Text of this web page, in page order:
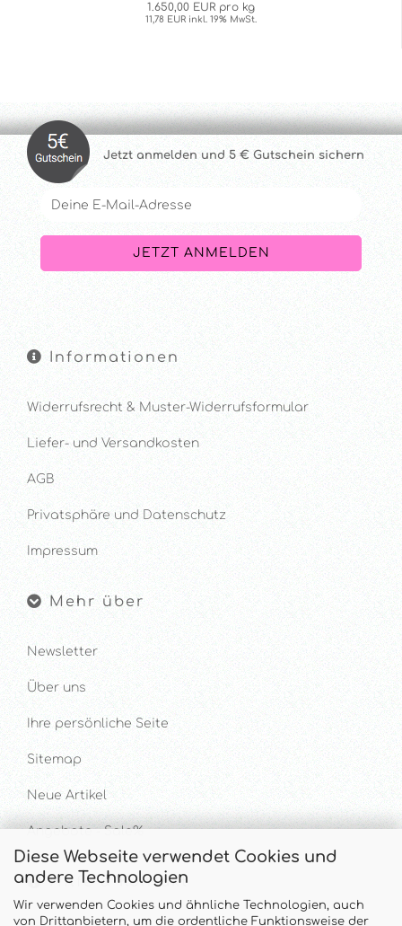
Diese Webseite verwendet Cookies und
andere Technologien
Wir verwenden Cookies und ähnliche Technologien, auch
von Drittanbietern, um die ordentliche Funktionsweise der
1.650,00 EUR pro kg
11,78 EUR inkl. 19% MwSt.
Jetzt anmelden und 5 € Gutschein sichern
Informationen
Widerrufsrecht & Muster-Widerrufsformular
Liefer- und Versandkosten
AGB
Privatsphäre und Datenschutz
Impressum
Mehr über
Newsletter
Über uns
Ihre persönliche Seite
Sitemap
Neue Artikel
Angebote - Sale%
Hilfe & Kontakt